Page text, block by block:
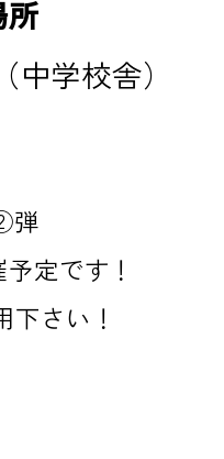
学校舎）
弾
定です！
さい！